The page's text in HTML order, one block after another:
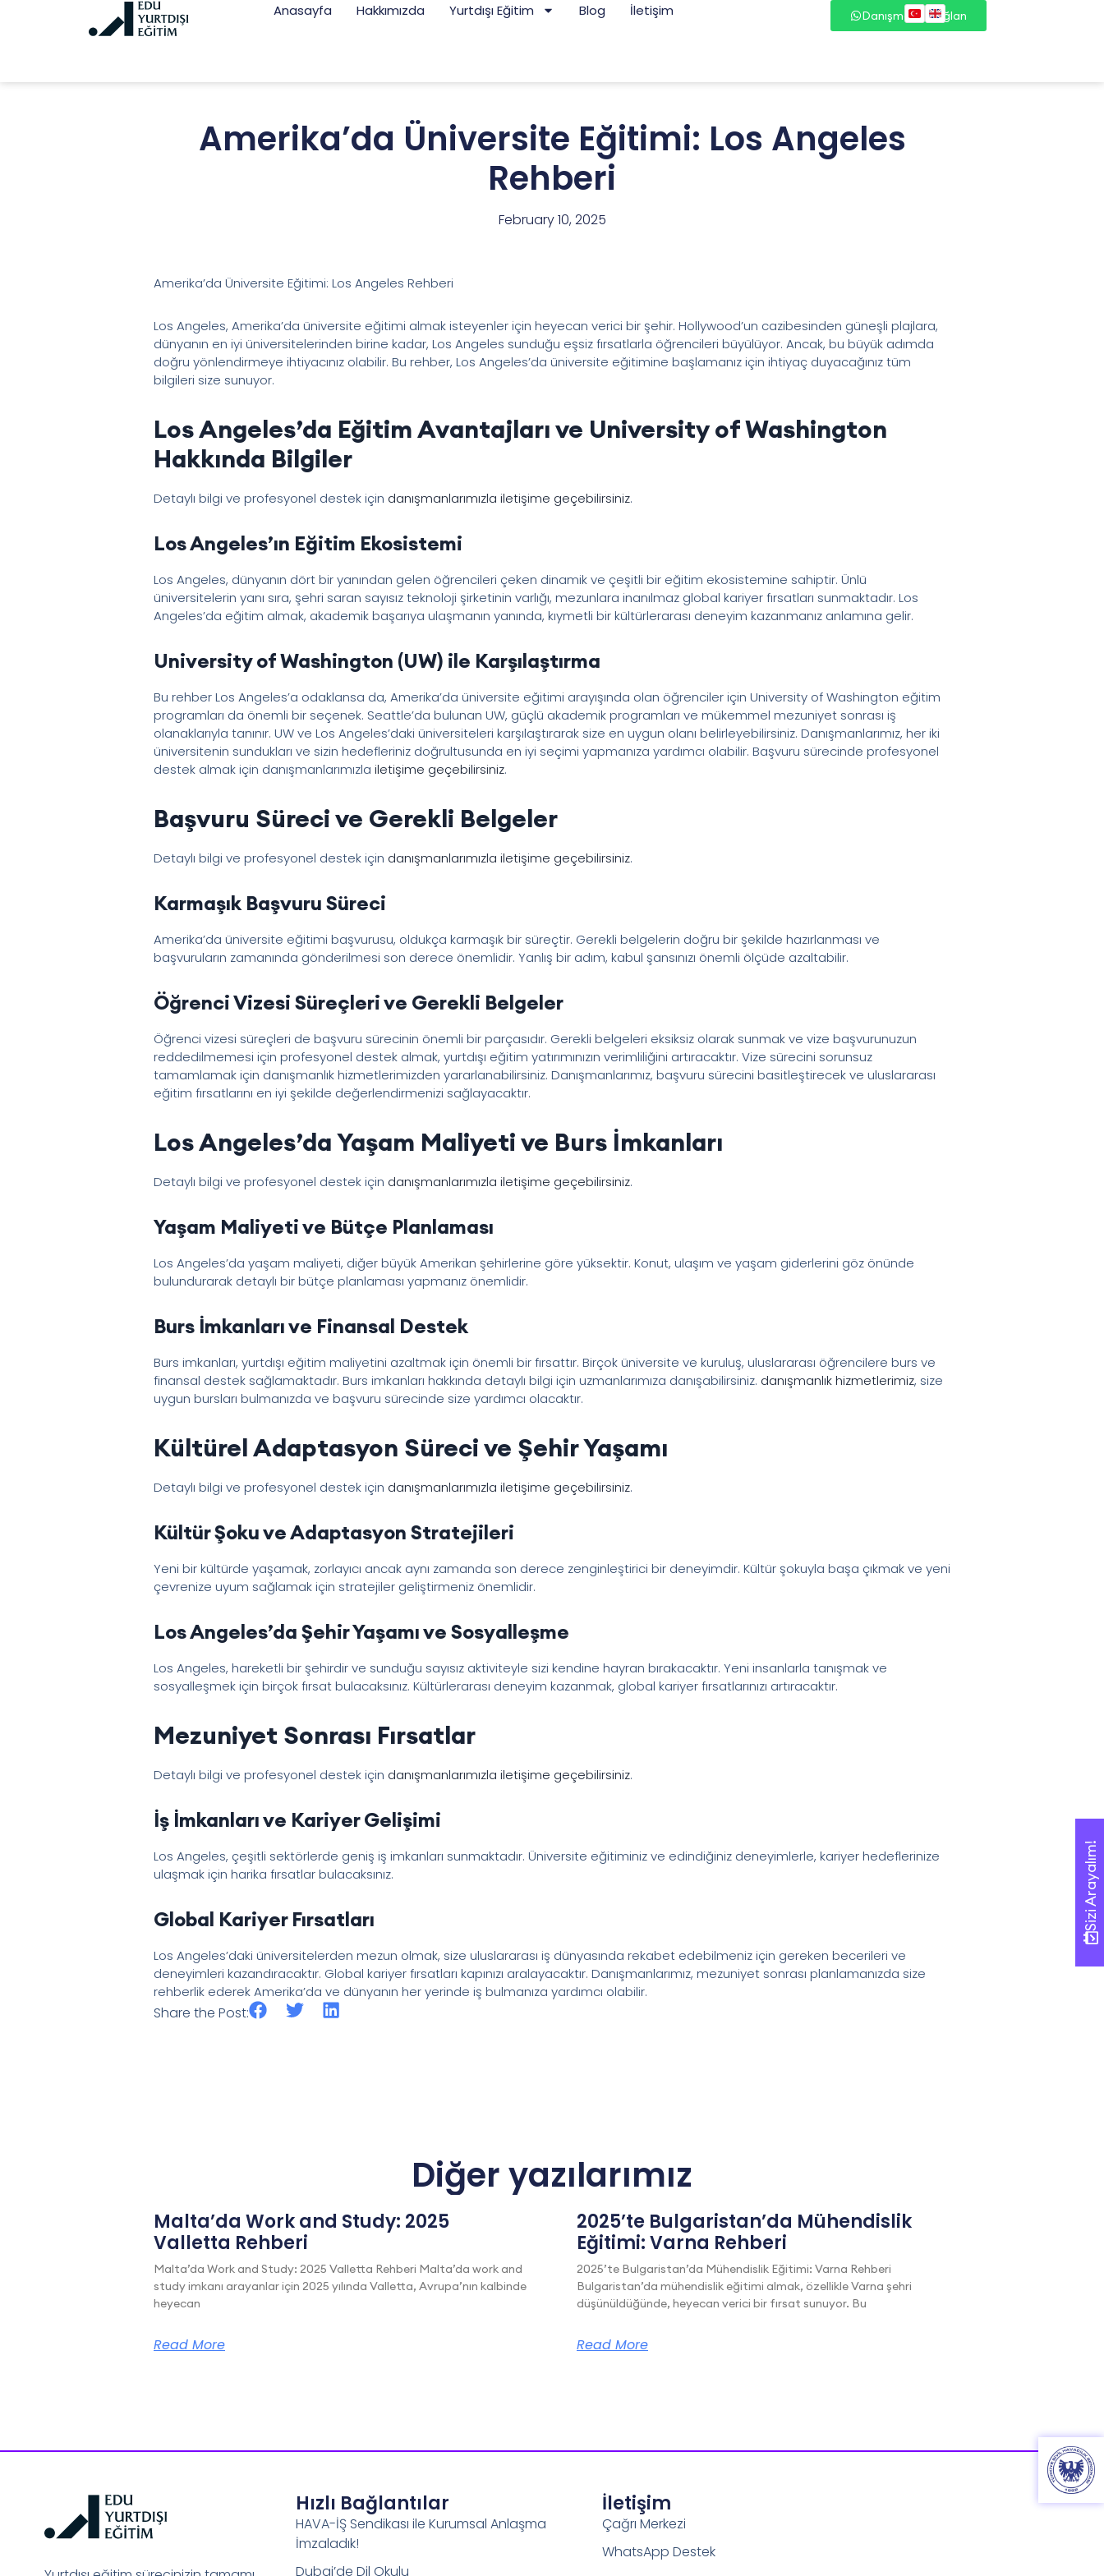
Anasayfa Hakkımızda Yurtdışı Eğitim Blog İletişim Danışmana Bağlan
Amerika’da Üniversite Eğitimi: Los Angeles
Rehberi
February 10, 2025
Amerika’da Üniversite Eğitimi: Los Angeles Rehberi
Los Angeles, Amerika’da üniversite eğitimi almak isteyenler için heyecan verici bir şehir. Hollywood’un cazibesinden güneşli plajlara,
dünyanın en iyi üniversitelerinden birine kadar, Los Angeles sunduğu eşsiz fırsatlarla öğrencileri büyülüyor. Ancak, bu büyük adımda
doğru yönlendirmeye ihtiyacınız olabilir. Bu rehber, Los Angeles’da üniversite eğitimine başlamanız için ihtiyaç duyacağınız tüm
bilgileri size sunuyor.
Los Angeles’da Eğitim Avantajları ve University of Washington
Hakkında Bilgiler
Detaylı bilgi ve profesyonel destek için danışmanlarımızla iletişime geçebilirsiniz.
Los Angeles’ın Eğitim Ekosistemi
Los Angeles, dünyanın dört bir yanından gelen öğrencileri çeken dinamik ve çeşitli bir eğitim ekosistemine sahiptir. Ünlü
üniversitelerin yanı sıra, şehri saran sayısız teknoloji şirketinin varlığı, mezunlara inanılmaz global kariyer fırsatları sunmaktadır. Los
Angeles’da eğitim almak, akademik başarıya ulaşmanın yanında, kıymetli bir kültürlerarası deneyim kazanmanız anlamına gelir.
University of Washington (UW) ile Karşılaştırma
Bu rehber Los Angeles’a odaklansa da, Amerika’da üniversite eğitimi arayışında olan öğrenciler için University of Washington eğitim
programları da önemli bir seçenek. Seattle’da bulunan UW, güçlü akademik programları ve mükemmel mezuniyet sonrası iş
olanaklarıyla tanınır. UW ve Los Angeles’daki üniversiteleri karşılaştırarak size en uygun olanı belirleyebilirsiniz. Danışmanlarımız, her iki
üniversitenin sundukları ve sizin hedefleriniz doğrultusunda en iyi seçimi yapmanıza yardımcı olabilir. Başvuru sürecinde profesyonel
destek almak için danışmanlarımızla iletişime geçebilirsiniz.
Başvuru Süreci ve Gerekli Belgeler
Detaylı bilgi ve profesyonel destek için danışmanlarımızla iletişime geçebilirsiniz.
Karmaşık Başvuru Süreci
Amerika’da üniversite eğitimi başvurusu, oldukça karmaşık bir süreçtir. Gerekli belgelerin doğru bir şekilde hazırlanması ve
başvuruların zamanında gönderilmesi son derece önemlidir. Yanlış bir adım, kabul şansınızı önemli ölçüde azaltabilir.
Öğrenci Vizesi Süreçleri ve Gerekli Belgeler
Öğrenci vizesi süreçleri de başvuru sürecinin önemli bir parçasıdır. Gerekli belgeleri eksiksiz olarak sunmak ve vize başvurunuzun
reddedilmemesi için profesyonel destek almak, yurtdışı eğitim yatırımınızın verimliliğini artıracaktır. Vize sürecini sorunsuz
tamamlamak için danışmanlık hizmetlerimizden yararlanabilirsiniz. Danışmanlarımız, başvuru sürecini basitleştirecek ve uluslararası
eğitim fırsatlarını en iyi şekilde değerlendirmenizi sağlayacaktır.
Los Angeles’da Yaşam Maliyeti ve Burs İmkanları
Detaylı bilgi ve profesyonel destek için danışmanlarımızla iletişime geçebilirsiniz.
Yaşam Maliyeti ve Bütçe Planlaması
Los Angeles’da yaşam maliyeti, diğer büyük Amerikan şehirlerine göre yüksektir. Konut, ulaşım ve yaşam giderlerini göz önünde
bulundurarak detaylı bir bütçe planlaması yapmanız önemlidir.
Burs İmkanları ve Finansal Destek
Burs imkanları, yurtdışı eğitim maliyetini azaltmak için önemli bir fırsattır. Birçok üniversite ve kuruluş, uluslararası öğrencilere burs ve
finansal destek sağlamaktadır. Burs imkanları hakkında detaylı bilgi için uzmanlarımıza danışabilirsiniz. danışmanlık hizmetlerimiz, size
uygun bursları bulmanızda ve başvuru sürecinde size yardımcı olacaktır.
Kültürel Adaptasyon Süreci ve Şehir Yaşamı
Detaylı bilgi ve profesyonel destek için danışmanlarımızla iletişime geçebilirsiniz.
Kültür Şoku ve Adaptasyon Stratejileri
Yeni bir kültürde yaşamak, zorlayıcı ancak aynı zamanda son derece zenginleştirici bir deneyimdir. Kültür şokuyla başa çıkmak ve yeni
çevrenize uyum sağlamak için stratejiler geliştirmeniz önemlidir.
Los Angeles’da Şehir Yaşamı ve Sosyalleşme
Los Angeles, hareketli bir şehirdir ve sunduğu sayısız aktiviteyle sizi kendine hayran bırakacaktır. Yeni insanlarla tanışmak ve
sosyalleşmek için birçok fırsat bulacaksınız. Kültürlerarası deneyim kazanmak, global kariyer fırsatlarınızı artıracaktır.
Mezuniyet Sonrası Fırsatlar
Detaylı bilgi ve profesyonel destek için danışmanlarımızla iletişime geçebilirsiniz.
İş İmkanları ve Kariyer Gelişimi
Los Angeles, çeşitli sektörlerde geniş iş imkanları sunmaktadır. Üniversite eğitiminiz ve edindiğiniz deneyimlerle, kariyer hedeflerinize
ulaşmak için harika fırsatlar bulacaksınız.
Global Kariyer Fırsatları
Los Angeles’daki üniversitelerden mezun olmak, size uluslararası iş dünyasında rekabet edebilmeniz için gereken becerileri ve
deneyimleri kazandıracaktır. Global kariyer fırsatları kapınızı aralayacaktır. Danışmanlarımız, mezuniyet sonrası planlamanızda size
rehberlik ederek Amerika’da ve dünyanın her yerinde iş bulmanıza yardımcı olabilir.
Share the Post:
Diğer yazılarımız
Malta’da Work and Study: 2025
Valletta Rehberi
Malta’da Work and Study: 2025 Valletta Rehberi Malta’da work and
study imkanı arayanlar için 2025 yılında Valletta, Avrupa’nın kalbinde
heyecan
Read More
2025’te Bulgaristan’da Mühendislik
Eğitimi: Varna Rehberi
2025’te Bulgaristan’da Mühendislik Eğitimi: Varna Rehberi
Bulgaristan’da mühendislik eğitimi almak, özellikle Varna şehri
düşünüldüğünde, heyecan verici bir fırsat sunuyor. Bu
Read More
Sizi Arayalım!
Sizi Arayalım!
Hızlı Bağlantılar
HAVA-İŞ Sendikası ile Kurumsal Anlaşma
İmzaladık!
Dubai’de Dil Okulu
İletişim
Çağrı Merkezi
WhatsApp Destek